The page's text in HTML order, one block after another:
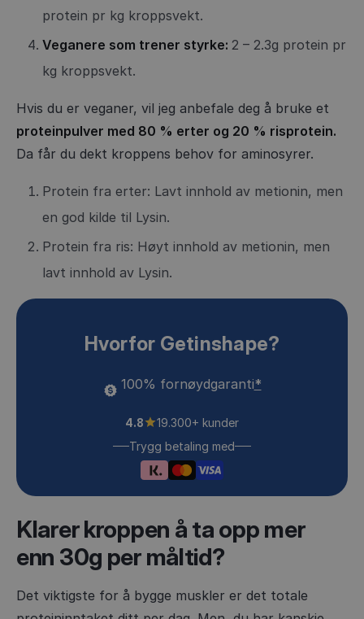
protein pr kg kroppsvekt.
Veganere som trener styrke: 2 – 2.3g protein pr
kg kroppsvekt.
Hvis du er veganer, vil jeg anbefale deg å bruke et
proteinpulver med 80 % erter og 20 % risprotein.
Da får du dekt kroppens behov for aminosyrer.
Protein fra erter: Lavt innhold av metionin, men
en god kilde til Lysin.
Protein fra ris: Høyt innhold av metionin, men
lavt innhold av Lysin.
Hvorfor Getinshape?
100% fornøydgaranti*
4.8
19.300+ kunder
Trygg betaling med
Klarer kroppen å ta opp mer
enn 30g per måltid?
Det viktigste for å bygge muskler er det totale